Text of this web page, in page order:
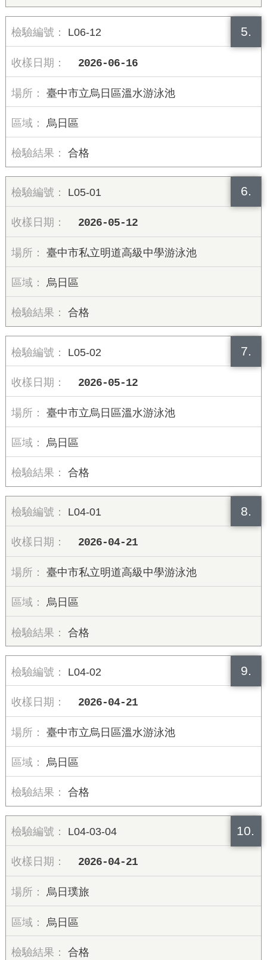
5.
L06-12
2026-06-16
臺中市立烏日區溫水游泳池
烏日區
合格
6.
L05-01
2026-05-12
臺中市私立明道高級中學游泳池
烏日區
合格
7.
L05-02
2026-05-12
臺中市立烏日區溫水游泳池
烏日區
合格
8.
L04-01
2026-04-21
臺中市私立明道高級中學游泳池
烏日區
合格
9.
L04-02
2026-04-21
臺中市立烏日區溫水游泳池
烏日區
合格
10.
L04-03-04
2026-04-21
烏日璞旅
烏日區
合格